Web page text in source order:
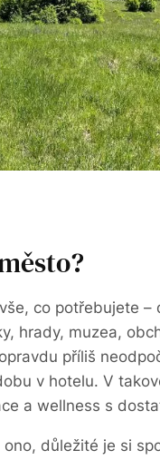
co potřebujete –
hrady, muzea,
příliš
v hotelu. V
a wellness s
důležité je si